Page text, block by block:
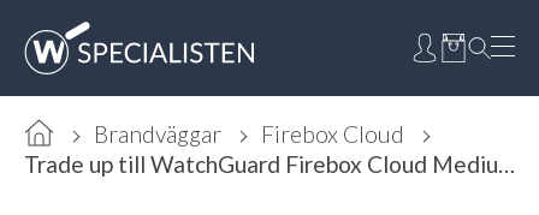
Brandväggar
Firebox Cloud
Trade up till WatchGuard Firebox Cloud Medium med 3 års Total Security Suite